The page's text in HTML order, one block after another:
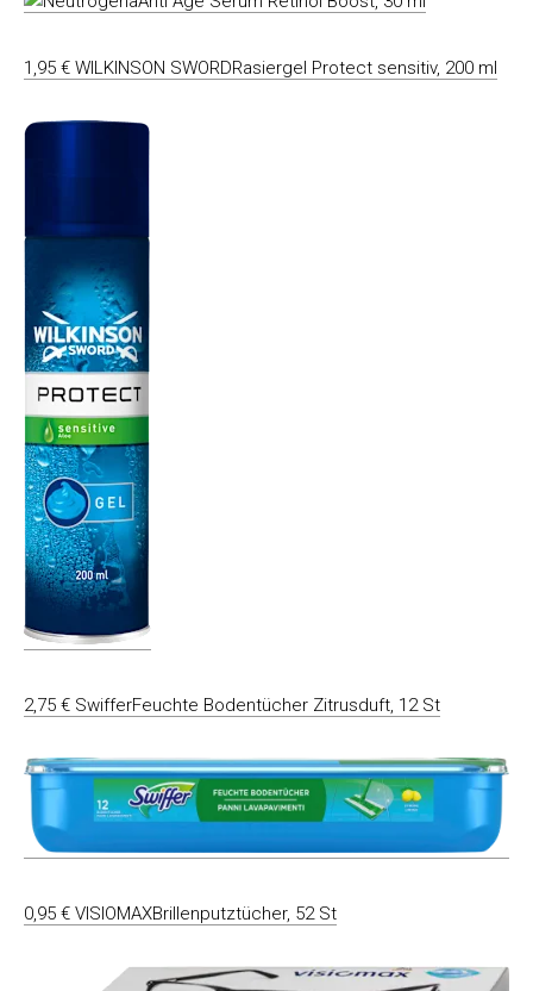
1,95 € WILKINSON SWORDRasiergel Protect sensitiv, 200 ml
2,75 € SwifferFeuchte Bodentücher Zitrusduft, 12 St
0,95 € VISIOMAXBrillenputztücher, 52 St